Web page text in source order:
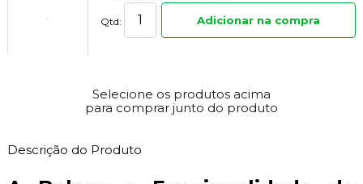
Qtd: Adicionar na compra
Selecione os produtos acima
para comprar junto do produto
Descrição do Produto